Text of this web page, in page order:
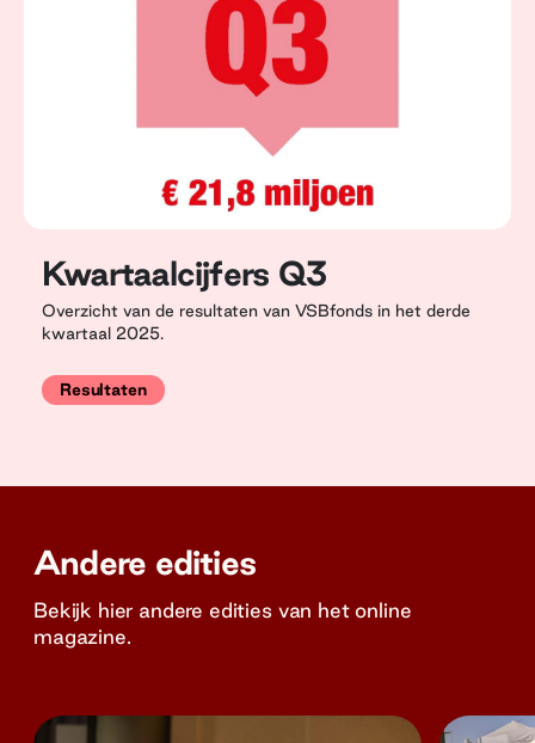
Kwartaalcijfers Q3
Overzicht van de resultaten van VSBfonds in het derde
kwartaal 2025.
Resultaten
Andere edities
Bekijk hier andere edities van het online
magazine.